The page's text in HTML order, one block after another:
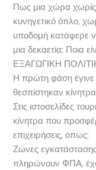
Πως μια χώρα χωρίς
κυνηγετικό όπλο,
υποδομή κατάφερε
μια δεκαετία; Ποια
ΕΞΑΓΩΓΙΚΗ
Η πρώτη φάση έγινε
θεσπίστηκαν
Στις ιστοσελίδες
κίνητρα που
επιχειρήσεις, όπως:
Ζώνες
πληρώνουν ΦΠΑ,